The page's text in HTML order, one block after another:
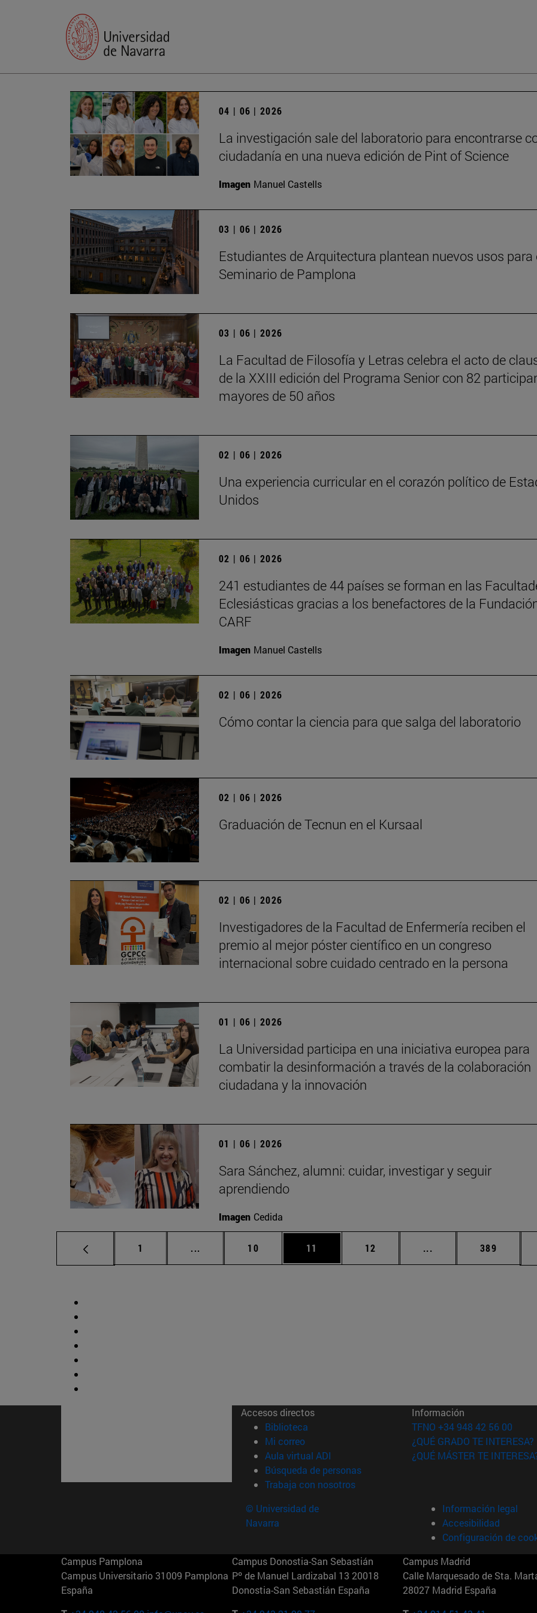
04 | 06 | 2026
La investigación sale del laboratorio para encontrarse
ciudadanía en una nueva edición de Pint of Science
Imagen Manuel Castells
03 | 06 | 2026
Estudiantes de Arquitectura plantean nuevos usos para
Seminario de Pamplona
03 | 06 | 2026
La Facultad de Filosofía y Letras celebra el acto de
de la XXIII edición del Programa Senior con 82
mayores de 50 años
02 | 06 | 2026
Una experiencia curricular en el corazón político de
Unidos
02 | 06 | 2026
241 estudiantes de 44 países se forman en las
Eclesiásticas gracias a los benefactores de la
CARF
Imagen Manuel Castells
02 | 06 | 2026
Cómo contar la ciencia para que salga del laboratorio
02 | 06 | 2026
Graduación de Tecnun en el Kursaal
02 | 06 | 2026
Investigadores de la Facultad de Enfermería reciben el
premio al mejor póster científico en un congreso
internacional sobre cuidado centrado en la persona
01 | 06 | 2026
La Universidad participa en una iniciativa europea para
combatir la desinformación a través de la colaboración
ciudadana y la innovación
01 | 06 | 2026
Sara Sánchez, alumni: cuidar, investigar y seguir
aprendiendo
Imagen Cedida
Página
1 ... Páginas intermedias Use TAB para desplazarse.
Página
10 Página
11 Página
12 ... Páginas intermedias
Página
389
Accesos directos
Biblioteca (abre en nueva ventana)
Mi correo(abre en nueva ventana)
Aula virtual ADI (abre en nueva ventana)
Búsqueda de personas(abre en nueva ventana)
Trabaja con nosotros(abre en nueva ventana)
Información
TFNO +34 948 42 56 00
¿QUÉ GRADO TE INTERESA?
¿QUÉ MÁSTER TE
© Universidad de
Navarra
Información legal
Accesibilidad
Configuración de
Campus Pamplona
Campus Universitario 31009 Pamplona
España
Campus Donostia-San Sebastián
Pº de Manuel Lardizabal 13 20018
Donostia-San Sebastián España
Campus Madrid
Calle Marquesado de Sta.
28027 Madrid España